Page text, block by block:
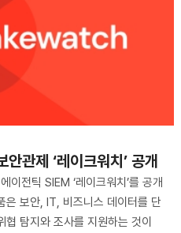
관제 ‘레이크워치’ 공개
전틱 SIEM ‘레이크워치’를 공개
은 보안, IT, 비즈니스 데이터를 단
탐지와 조사를 지원하는 것이